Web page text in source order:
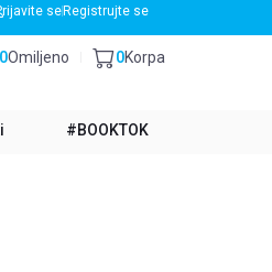
PREKO 3500 RSD
se Registrujte se
Omiljeno
0 Korpa
0
#BOOKTOK